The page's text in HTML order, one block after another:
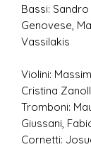
Bassi:
Genovese,
Vassilakis
Violini:
Cristina
Tromboni:
Giussani,
Cornetti: